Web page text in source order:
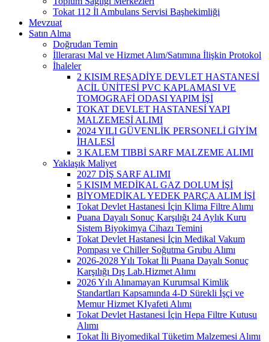
Tokat 112 İl Ambulans Servisi Başhekimliği
Mevzuat
Satın Alma
Doğrudan Temin
İllerarası Mal ve Hizmet Alım/Satımına İlişkin Protokol
İhaleler
2 KISIM REŞADİYE DEVLET HASTANESİ
ACİL ÜNİTESİ PVC KAPLAMASI VE
TOMOGRAFİ ODASI YAPIM İŞİ
TOKAT DEVLET HASTANESİ YAPI
MALZEMESİ ALIMI
2024 YILI GÜVENLİK PERSONELİ GİYİM
İHALESİ
3 KALEM TIBBİ SARF MALZEME ALIMI
Yaklaşık Maliyet
2027 DİŞ SARF ALIMI
5 KISIM MEDİKAL GAZ DOLUM İŞİ
BİYOMEDİKAL YEDEK PARÇA ALIM İŞİ
Tokat Devlet Hastanesi İçin Klima Filtre Alımı
Puana Dayalı Sonuç Karşılığı 24 Aylık Kuru
Sistem Biyokimya Cihazı Temini
Tokat Devlet Hastanesi İçin Medikal Vakum
Pompası ve Chiller Soğutma Grubu Alımı
2026-2028 Yılı Tokat İli Puana Dayalı Sonuç
Karşılığı Dış Lab.Hizmet Alımı
2026 Yılı Alınamayan Kurumsal Kimlik
Standartları Kapsamında 4-D Sürekli İşçi ve
Memur Hizmet KIyafeti Alımı
Tokat Devlet Hastanesi İçin Hepa Filtre Kutusu
Alımı
Tokat İli Biyomedikal Tüketim Malzemesi Alımı